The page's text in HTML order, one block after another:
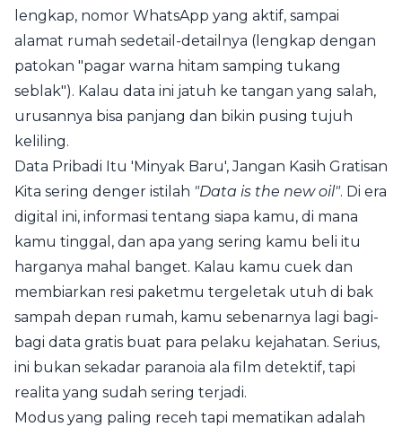
lengkap, nomor WhatsApp yang aktif, sampai
alamat rumah sedetail-detailnya (lengkap dengan
patokan "pagar warna hitam samping tukang
seblak"). Kalau data ini jatuh ke tangan yang salah,
urusannya bisa panjang dan bikin pusing tujuh
keliling.
Data Pribadi Itu 'Minyak Baru', Jangan Kasih Gratisan
Kita sering denger istilah "Data is the new oil". Di era
digital ini, informasi tentang siapa kamu, di mana
kamu tinggal, dan apa yang sering kamu beli itu
harganya mahal banget. Kalau kamu cuek dan
membiarkan resi paketmu tergeletak utuh di bak
sampah depan rumah, kamu sebenarnya lagi bagi-
bagi data gratis buat para pelaku kejahatan. Serius,
ini bukan sekadar paranoia ala film detektif, tapi
realita yang sudah sering terjadi.
Modus yang paling receh tapi mematikan adalah